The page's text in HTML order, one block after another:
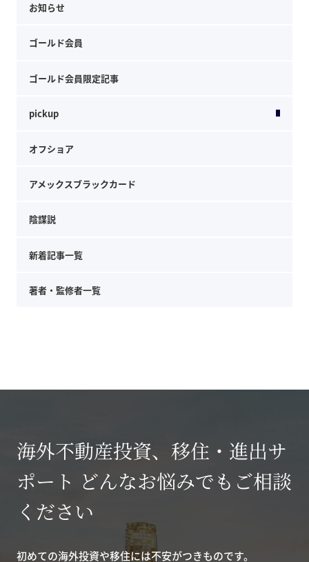
お知らせ
ゴールド会員
ゴールド会員限定記事
pickup
オフショア
アメックスブラックカード
陰謀説
新着記事一覧
著者・監修者一覧
海外不動産投資、移住・進出サ
ポート どんなお悩みでもご相談
ください
初めての海外投資や移住には不安がつきものです。